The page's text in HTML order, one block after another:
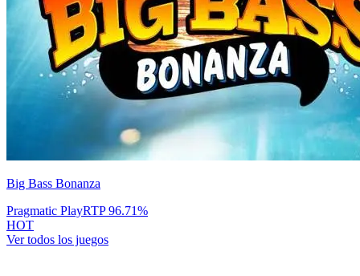
Big Bass Bonanza
Pragmatic PlayRTP96.71%
HOT
Ver todos los juegos